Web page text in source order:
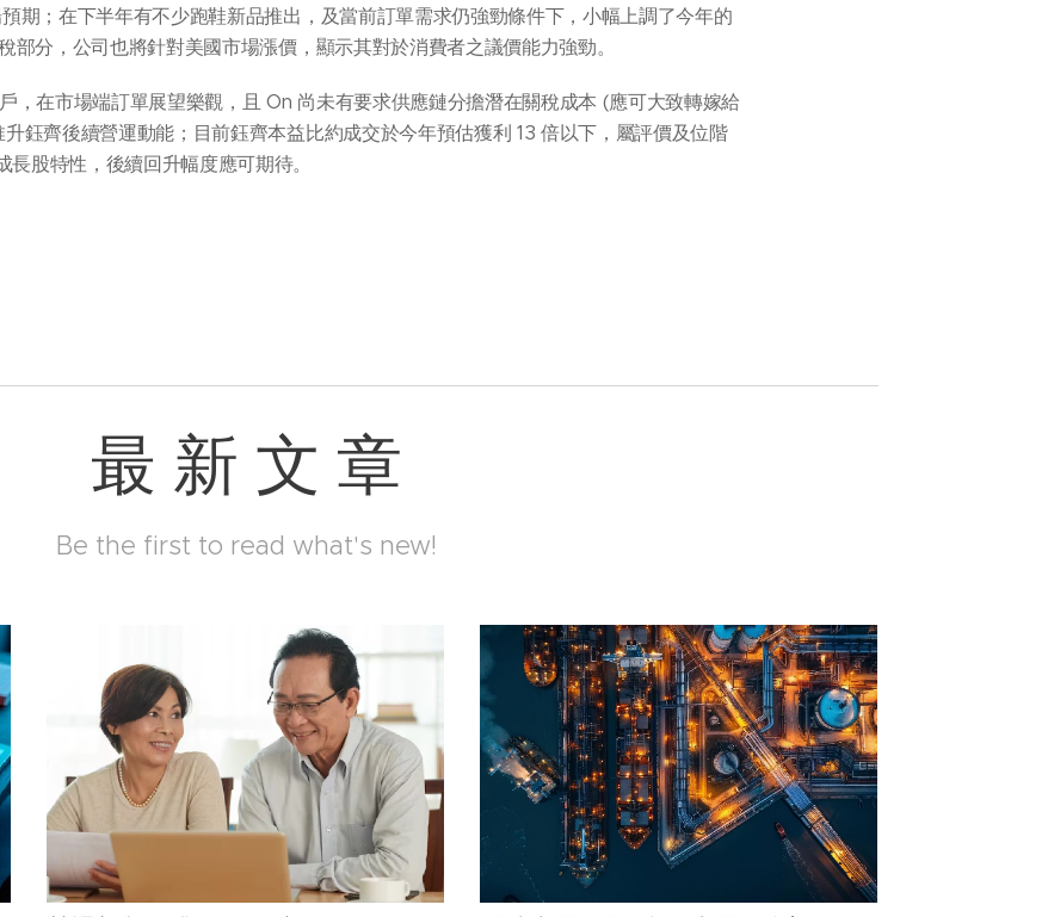
期；在下半年有不少跑鞋新品推出，及當前訂單需求仍強勁條件下，小幅上調了今年的
部分，公司也將針對美國市場漲價，顯示其對於消費者之議價能力強勁。
，在市場端訂單展望樂觀，且 On 尚未有要求供應鏈分擔潛在關稅成本 (應可大致轉嫁給
鈺齊後續營運動能；目前鈺齊本益比約成交於今年預估獲利 13 倍以下，屬評價及位階
股特性，後續回升幅度應可期待。
最 新 文 章
Be the first to read what's new!